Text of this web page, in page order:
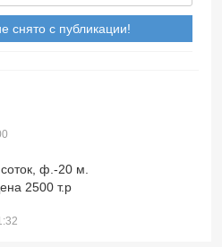
снято с публикации!
ф.-20 м.
2500 т.р